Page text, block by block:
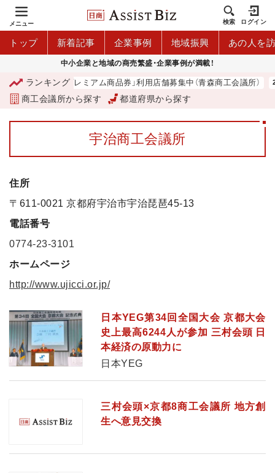
メニュー 検索 ログイン
トップ 新着記事 企業事例 地域振興 あの人を
中小企業と地域の商売繁盛・企業事例が満載！
ランキング
「青森市プレミアム商品券」利用店舗募集中（青森商工会議所）
商工会議所から探す 都道府県から探す
宇治商工会議所
住所
〒611-0021 京都府宇治市宇治琵琶45-13
電話番号
0774-23-3101
ホームページ
http://www.ujicci.or.jp/
日本YEG第34回全国大会 京都大会
史上最高6244人が参加 三村会頭 日
本経済の原動力に
日本YEG
三村会頭×京都8商工会議所 地方創
生へ意見交換